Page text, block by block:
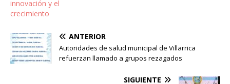
innovación y el
crecimiento
ANTERIOR
Autoridades de salud municipal de Villarrica
refuerzan llamado a grupos rezagados
SIGUIENTE